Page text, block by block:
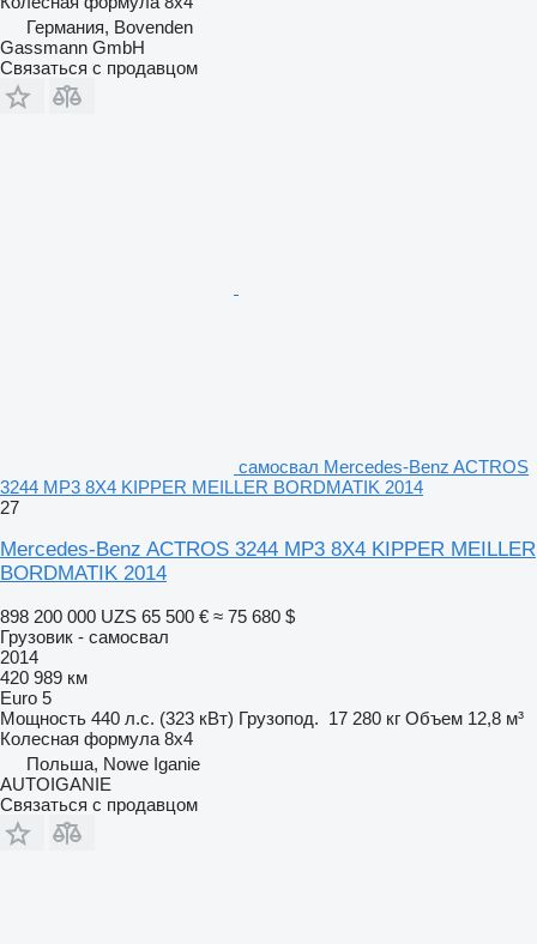
Германия, Bovenden
Gassmann GmbH
Связаться с продавцом
самосвал Mercedes-Benz ACTROS
3244 MP3 8X4 KIPPER MEILLER BORDMATIK 2014
27
Mercedes-Benz ACTROS 3244 MP3 8X4 KIPPER MEILLER
BORDMATIK 2014
898 200 000 UZS 65 500 € ≈ 75 680 $
Грузовик - самосвал
2014
420 989 км
Euro 5
Мощность 440 л.с. (323 кВт) Грузопод. 17 280 кг Объем 12,8 м³
Колесная формула 8x4
Польша, Nowe Iganie
AUTOIGANIE
Связаться с продавцом